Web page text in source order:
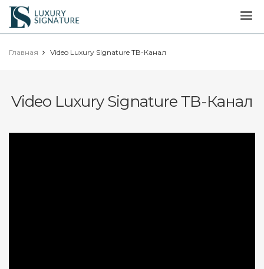
Luxury
Signature
Главная Video Luxury Signature ТВ-Канал
Video Luxury Signature ТВ-Канал